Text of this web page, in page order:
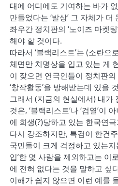
대에 어디에도 기여하는 바가
만들었다는 ‘발상’ 그 자체가
좌우간 정치판의 ‘노이즈 마켓
해야 할 것이다.
따라서 ‘블랙리스트’는 (소란으
체면만 치명상을 입고 있는 게
이 잦으면 연극인들이 정치판
‘창작활동’을 방해받는데 있을
그래서 (지금의 현실에서) 내가
것은, ‘블랙리스트’나 ‘검열’이
에 희생(?)당하고 있는 한국연
다시 강조하지만, 특검이 한건
국민들이 크게 걱정하고 있는지
입’한 몇 사람을 제외하고는 이
에 전혀 없다는 것을 말하고 싶
이해가 쉽지 않으면 이런 예를